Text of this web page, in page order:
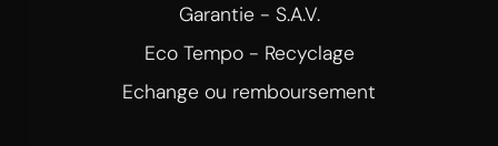
Garantie - S.A.V.
Eco Tempo - Recyclage
Echange ou remboursement